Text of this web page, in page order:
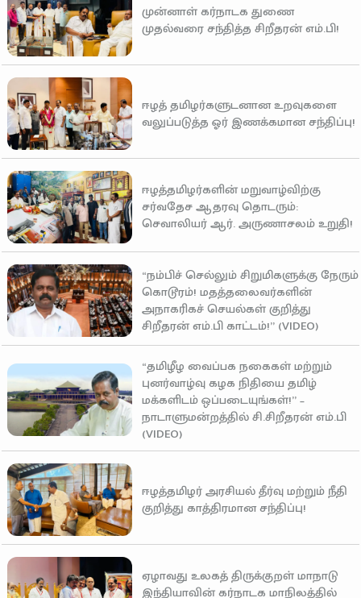
முன்னாள் கர்நாடக துணை
முதல்வரை சந்தித்த சிறீதரன் எம்.பி!
ஈழத் தமிழர்களுடனான உறவுகளை
வலுப்படுத்த ஓர் இணக்கமான சந்திப்பு!
ஈழத்தமிழர்களின் மறுவாழ்விற்கு
சர்வதேச ஆதரவு தொடரும்:
செவாலியர் ஆர். அருணாசலம் உறுதி!
“நம்பிச் செல்லும் சிறுமிகளுக்கு நேரும்
கொடூரம்! மதத்தலைவர்களின்
அநாகரிகச் செயல்கள் குறித்து
சிறீதரன் எம்.பி காட்டம்!” (VIDEO)
“தமிழீழ வைப்பக நகைகள் மற்றும்
புனர்வாழ்வு கழக நிதியை தமிழ்
மக்களிடம் ஒப்படையுங்கள்!” –
நாடாளுமன்றத்தில் சி.சிறீதரன் எம்.பி
(VIDEO)
ஈழத்தமிழர் அரசியல் தீர்வு மற்றும் நீதி
குறித்து காத்திரமான சந்திப்பு!
ஏழாவது உலகத் திருக்குறள் மாநாடு
இந்தியாவின் கர்நாடக மாநிலத்தில்